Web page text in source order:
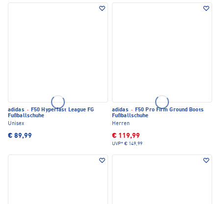
adidas · F50 Hyperfast League FG
Fußballschuhe
Unisex
€ 89,99
adidas · F50 Pro Firm Ground Boots
Fußballschuhe
Herren
€ 119,99
UVP* € 149,99